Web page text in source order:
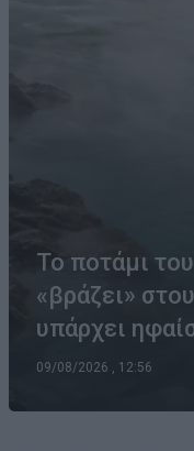
Το ποτάμι
«βράζει»
υπάρχει
09/08/2026 , 12:56